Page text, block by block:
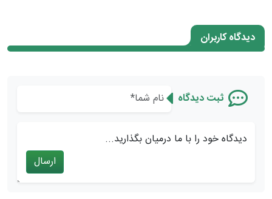
دیدگاه کاربران
ثبت دیدگاه
دیدگاه خود را با ما درمیان بگذارید...
ارسال